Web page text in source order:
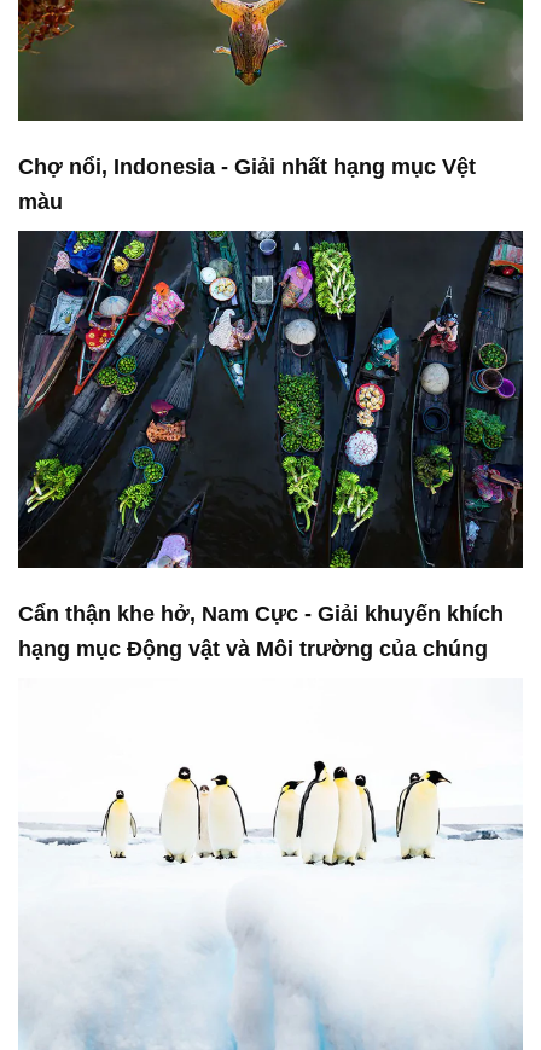
Chợ nổi, Indonesia - Giải nhất hạng mục Vệt
màu
Cẩn thận khe hở, Nam Cực - Giải khuyến khích
hạng mục Động vật và Môi trường của chúng